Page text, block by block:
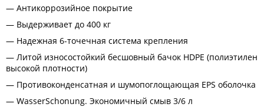
Антикоррозийное покрытие
Выдерживает до 400 кг
Надежная 6-точечная система крепления
Литой износостойкий бесшовный бачок HDPE (полиэтилен
высокой плотности)
Противоконденсатная и шумопоглощающая EPS оболочка
WasserSchonung. Экономичный смыв 3/6 л